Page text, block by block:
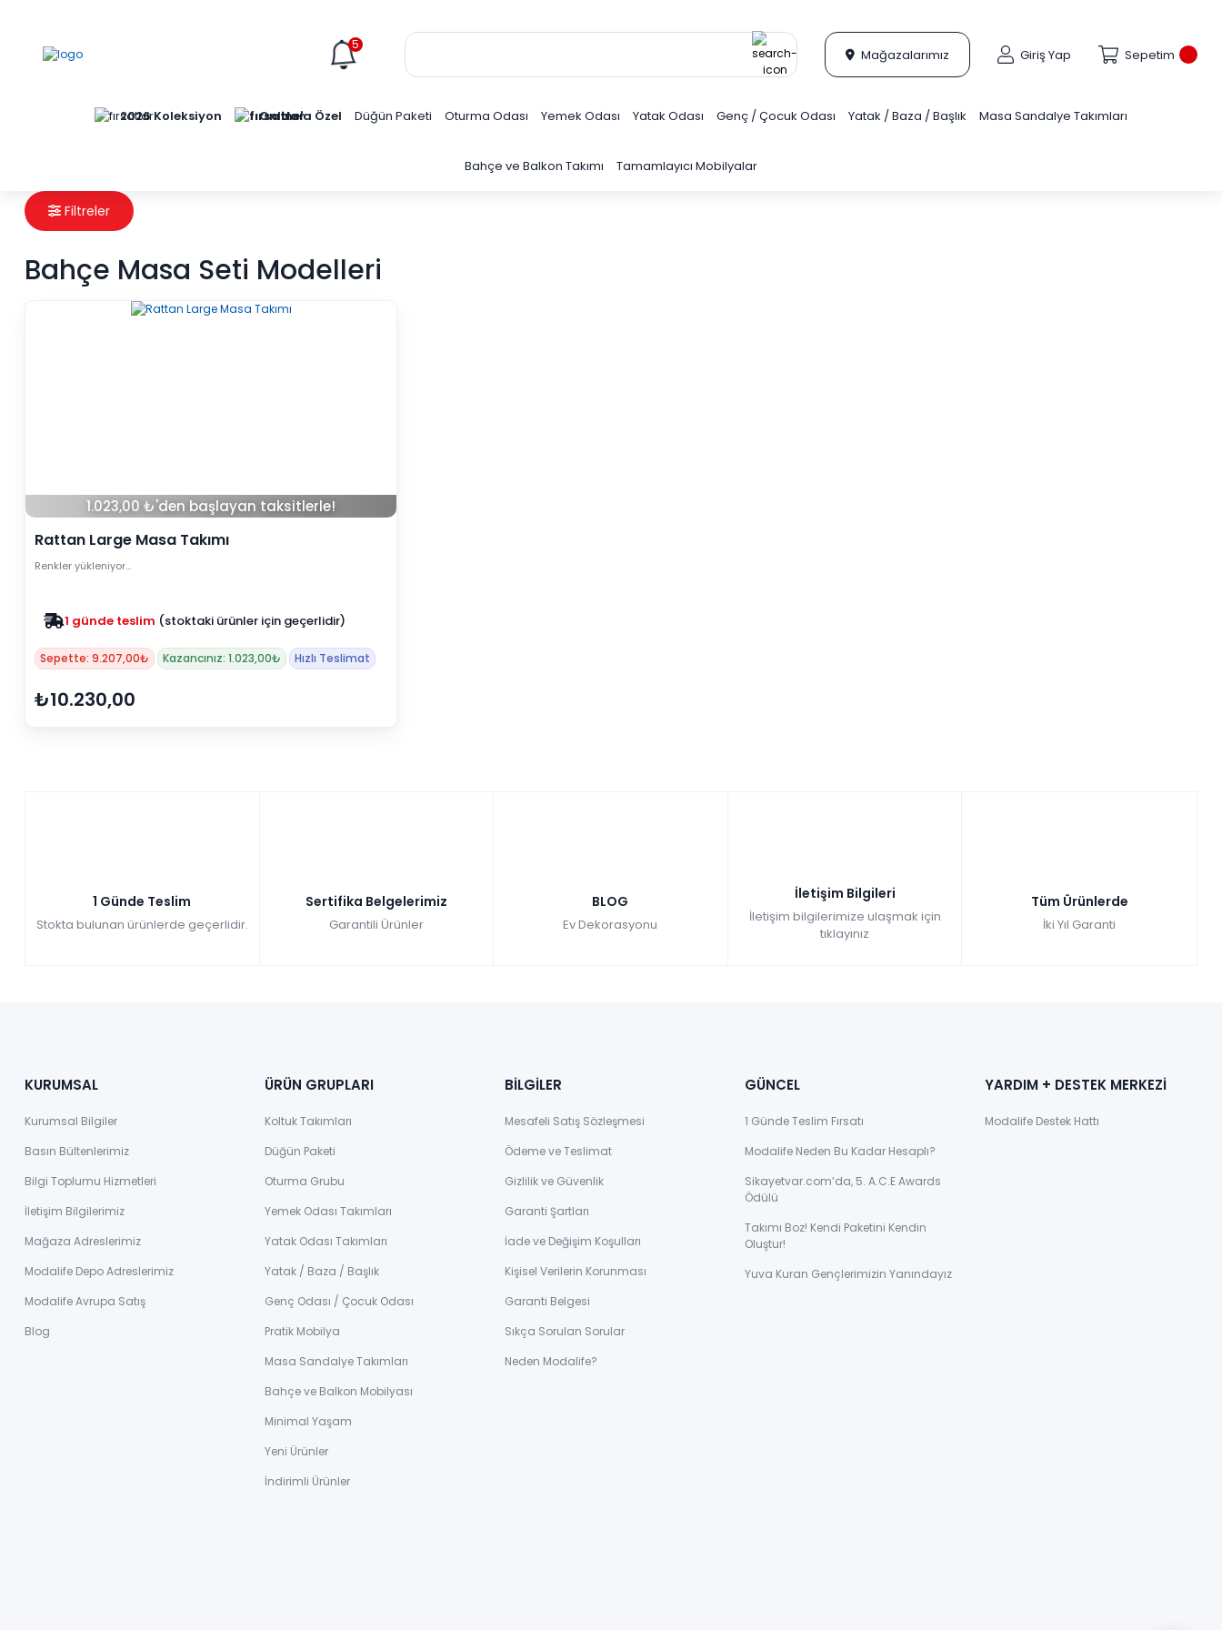
5
Mağazalarımız Giriş Yap Sepetim
2026 Koleksiyon Online'a Özel Düğün Paketi Oturma Odası Yemek Odası Yatak Odası Genç / Çocuk Odası Yatak / Baza / Başlık Masa Sandalye Takımları
Bahçe ve Balkon Takımı Tamamlayıcı Mobilyalar
Filtreler
Bahçe Masa Seti Modelleri
1.023,00 ₺'den başlayan taksitlerle!
Rattan Large Masa Takımı
Renkler yükleniyor…
1 günde teslim (stoktaki ürünler için geçerlidir)
Sepette: 9.207,00₺ Kazancınız: 1.023,00₺ Hızlı Teslimat
₺10.230,00
1 Günde Teslim
Stokta bulunan ürünlerde geçerlidir.
Sertifika Belgelerimiz
Garantili Ürünler
BLOG
Ev Dekorasyonu
İletişim Bilgileri
İletişim bilgilerimize ulaşmak için
tıklayınız
Tüm Ürünlerde
İki Yıl Garanti
KURUMSAL
Kurumsal Bilgiler
Basın Bültenlerimiz
Bilgi Toplumu Hizmetleri
İletişim Bilgilerimiz
Mağaza Adreslerimiz
Modalife Depo Adreslerimiz
Modalife Avrupa Satış
Blog
ÜRÜN GRUPLARI
Koltuk Takımları
Düğün Paketi
Oturma Grubu
Yemek Odası Takımları
Yatak Odası Takımları
Yatak / Baza / Başlık
Genç Odası / Çocuk Odası
Pratik Mobilya
Masa Sandalye Takımları
Bahçe ve Balkon Mobilyası
Minimal Yaşam
Yeni Ürünler
İndirimli Ürünler
BİLGİLER
Mesafeli Satış Sözleşmesi
Ödeme ve Teslimat
Gizlilik ve Güvenlik
Garanti Şartları
İade ve Değişim Koşulları
Kişisel Verilerin Korunması
Garanti Belgesi
Sıkça Sorulan Sorular
Neden Modalife?
GÜNCEL
1 Günde Teslim Fırsatı
Modalife Neden Bu Kadar Hesaplı?
Sikayetvar.com’da, 5. A.C.E Awards
Ödülü
Takımı Boz! Kendi Paketini Kendin
Oluştur!
Yuva Kuran Gençlerimizin Yanındayız
YARDIM + DESTEK MERKEZİ
Modalife Destek Hattı